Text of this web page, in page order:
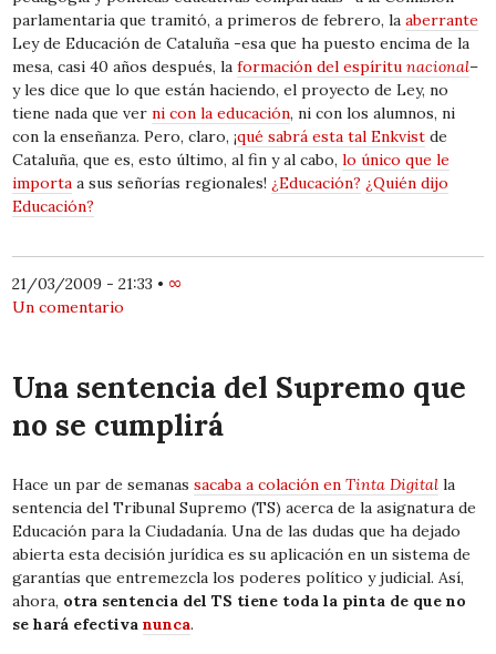
parlamentaria que tramitó, a primeros de febrero, laaberrante
Ley de Educación de Cataluña -esa que ha puesto encima de la
mesa, casi 40 años después, laformación del espíritunacional–
y les dice que lo que están haciendo, el proyecto de Ley, no
tiene nada que verni con la educación, ni con los alumnos, ni
con la enseñanza. Pero, claro, ¡qué sabrá esta tal Enkvist de
Cataluña, que es, esto último, al fin y al cabo,lo único que le
importa a sus señorías regionales! ¿Educación? ¿Quién dijo
Educación?
21/03/2009 - 21:33 • ∞
Un comentario
Una sentencia del Supremo que
no se cumplirá
Hace un par de semanassacaba a colación enTinta Digital la
sentencia del Tribunal Supremo (TS) acerca de la asignatura de
Educación para la Ciudadanía. Una de las dudas que ha dejado
abierta esta decisión jurídica es su aplicación en un sistema de
garantías que entremezcla los poderes político y judicial. Así,
ahora, otra sentencia del TS tiene toda la pinta de que no
se hará efectivanunca.